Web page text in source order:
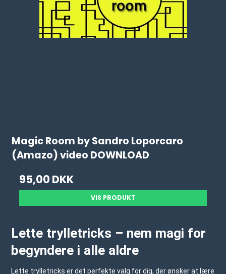
Magic Room by Sandro Loporcaro
(Amazo) video DOWNLOAD
95,00 DKK
VIS PRODUKT
Lette trylletricks – nem magi for
begyndere i alle aldre
Lette trylletricks er det perfekte valg for dig, der ønsker at lære